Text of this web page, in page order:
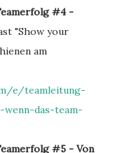
#4 -
"Show your
am
e/teamleitung-
das-team-
#5 - Von